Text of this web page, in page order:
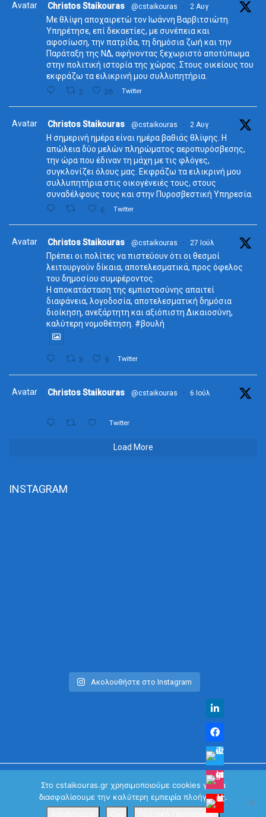
Avatar Christos Staikouras @cstaikouras · 2 Αυγ
Με θλίψη αποχαιρετώ τον Ιωάννη Βαρβιτσιώτη.
Υπηρέτησε, επί δεκαετίες, με συνέπεια και
αφοσίωση, την πατρίδα, τη δημόσια ζωή και την
Παράταξη της ΝΔ, αφήνοντας ξεχωριστό αποτύπωμα
στην πολιτική ιστορία της χώρας. Στους οικείους του
εκφράζω τα ειλικρινή μου συλλυπητήρια.
2 26 Twitter
Avatar Christos Staikouras @cstaikouras · 2 Αυγ
Η σημερινή ημέρα είναι ημέρα βαθιάς θλίψης. Η
απώλεια δύο μελών πληρώματος αεροπυρόσβεσης,
την ώρα που έδιναν τη μάχη με τις φλόγες,
συγκλονίζει όλους μας. Εκφράζω τα ειλικρινή μου
συλλυπητήρια στις οικογένειές τους, στους
συναδέλφους τους και στην Πυροσβεστική Υπηρεσία.
6 Twitter
Avatar Christos Staikouras @cstaikouras · 27 Ιούλ
Πρέπει οι πολίτες να πιστεύουν ότι οι θεσμοί
λειτουργούν δίκαια, αποτελεσματικά, προς όφελος
του δημοσίου συμφέροντος.
Η αποκατάσταση της εμπιστοσύνης απαιτεί
διαφάνεια, λογοδοσία, αποτελεσματική δημόσια
διοίκηση, ανεξάρτητη και αξιόπιστη Δικαιοσύνη,
καλύτερη νομοθέτηση. #βουλή
3 9 Twitter
Avatar Christos Staikouras @cstaikouras · 6 Ιούλ
Twitter
Load More
INSTAGRAM
Ακολουθήστε στο Instagram
© Χρήστος Σταϊκούρας | All Rights Reserved 2026
Κανονισμός Προστασίας Προσωπικών Δεδομένων
Στο cstaikouras.gr χρησιμοποιούμε cookies για να
διασφαλίσουμε την καλύτερη εμπειρία πλοήγησης.
Πολιτική Προστασίας